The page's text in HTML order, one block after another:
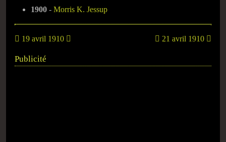
1900 - Morris K. Jessup
19 avril 1910 21 avril 1910
Publicité